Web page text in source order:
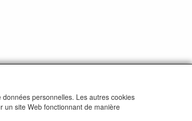
personnelles. Les autres cookies
un site Web fonctionnant de manière